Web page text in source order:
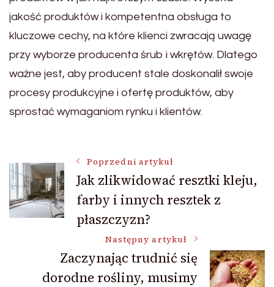
jakość produktów i kompetentna obsługa to
kluczowe cechy, na które klienci zwracają uwagę
przy wyborze producenta śrub i wkrętów. Dlatego
ważne jest, aby producent stale doskonalił swoje
procesy produkcyjne i ofertę produktów, aby
sprostać wymaganiom rynku i klientów.
Nawigacja
wpisu
Poprzedni artykuł
Jak zlikwidować resztki kleju,
farby i innych resztek z
płaszczyzn?
Następny artykuł
Zaczynając trudnić się
dorodne rośliny, musimy